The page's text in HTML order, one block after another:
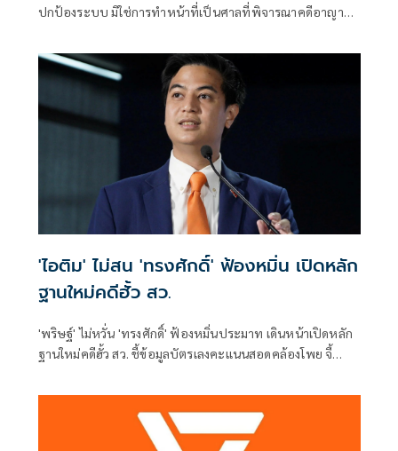
ปกป้องระบบ มิใช่การทำหน้าที่เป็นศาลที่พิจารณาคดีอาญา
'ไอติม' ไม่สน 'ทรงศักดิ์' ฟ้องหมิ่น เปิดหลัก
ฐานใหม่คดีฮั้ว สว.
'พริษฐ์' ไม่หวั่น 'ทรงศักดิ์' ฟ้องหมิ่นประมาท เดินหน้าเปิดหลัก
ฐานใหม่คดีฮั้ว สว. ชี้ข้อมูลบัตรเลงคะแนนสอดคล้องโพย จี้